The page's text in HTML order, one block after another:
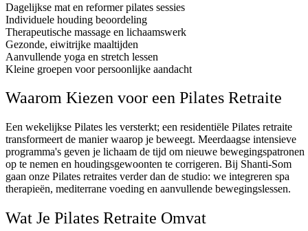
Dagelijkse mat en reformer pilates sessies
Individuele houding beoordeling
Therapeutische massage en lichaamswerk
Gezonde, eiwitrijke maaltijden
Aanvullende yoga en stretch lessen
Kleine groepen voor persoonlijke aandacht
Waarom Kiezen voor een Pilates Retraite
Een wekelijkse Pilates les versterkt; een residentiële Pilates retraite
transformeert de manier waarop je beweegt. Meerdaagse intensieve
programma's geven je lichaam de tijd om nieuwe bewegingspatronen
op te nemen en houdingsgewoonten te corrigeren. Bij Shanti-Som
gaan onze Pilates retraites verder dan de studio: we integreren spa
therapieën, mediterrane voeding en aanvullende bewegingslessen.
Wat Je Pilates Retraite Omvat